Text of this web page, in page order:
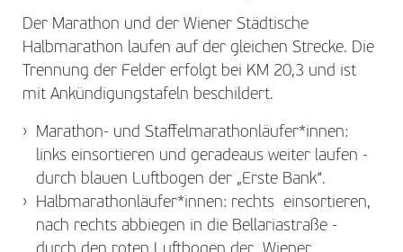
Der Marathon und der Wiener Städtische
Halbmarathon laufen auf der gleichen Strecke. Die
Trennung der Felder erfolgt bei KM 20,3 und ist
mit Ankündigungstafeln beschildert.
Marathon- und Staffelmarathonläufer*innen:
links einsortieren und geradeaus weiter laufen -
durch blauen Luftbogen der „Erste Bank“.
Halbmarathonläufer*innen: rechts einsortieren,
nach rechts abbiegen in die Bellariastraße -